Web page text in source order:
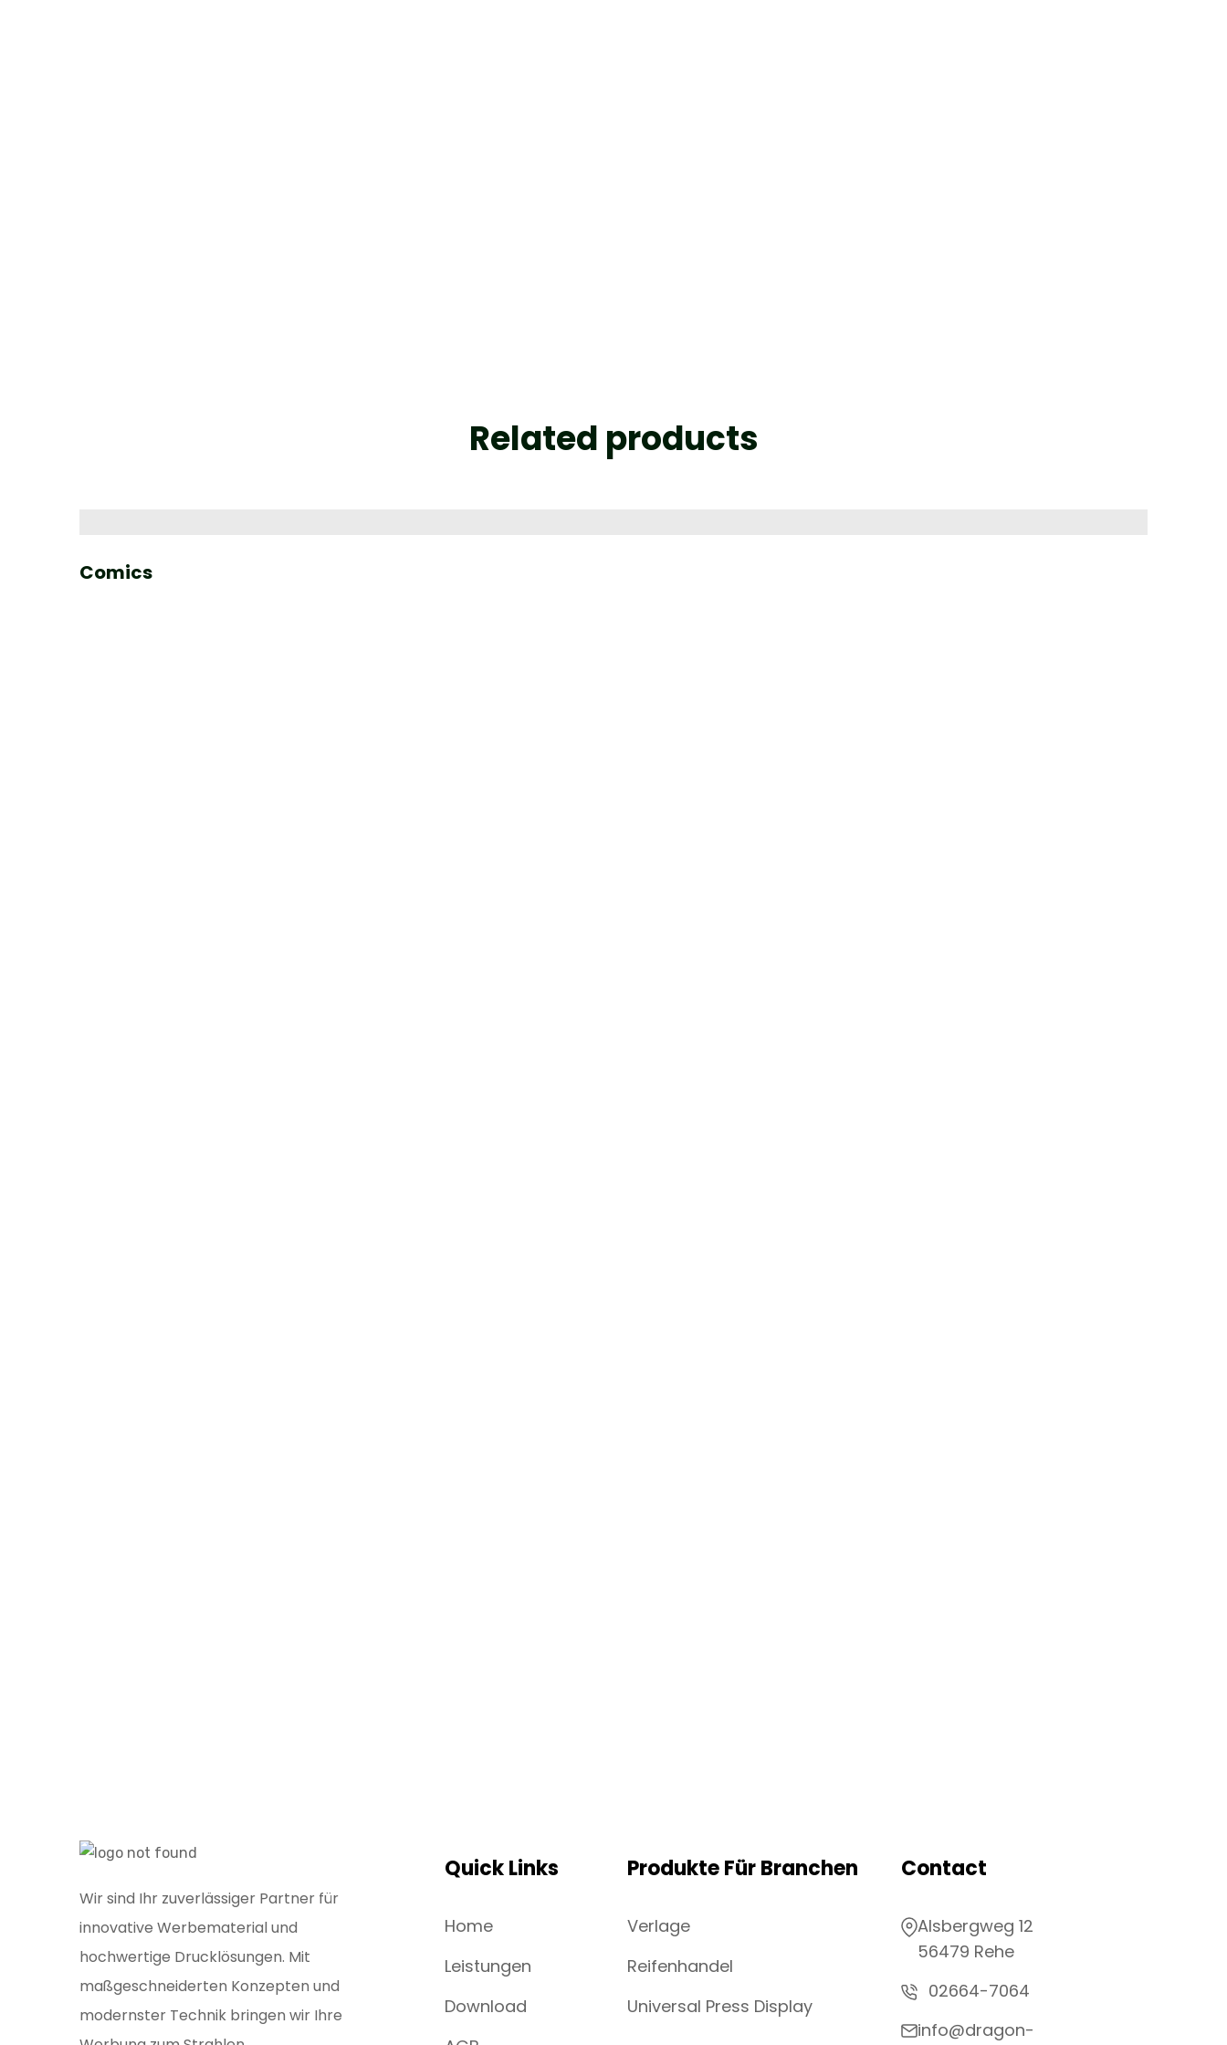
Related products
Comics
Wir sind Ihr zuverlässiger Partner für
innovative Werbematerial und
hochwertige Drucklösungen. Mit
maßgeschneiderten Konzepten und
modernster Technik bringen wir Ihre
Quick Links
Home
Leistungen
Download
Produkte Für Branchen
Verlage
Reifenhandel
Universal Press Display
Contact
Alsbergweg 12
56479 Rehe
02664-7064
info@dragon-